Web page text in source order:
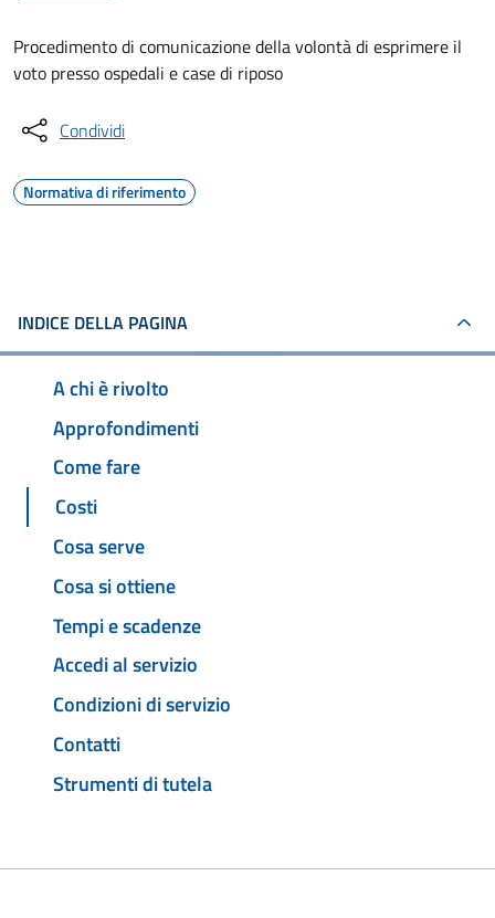
Procedimento di comunicazione della volontà di esprimere il
voto presso ospedali e case di riposo
Condividi
Normativa di riferimento
INDICE DELLA PAGINA
A chi è rivolto
Approfondimenti
Come fare
Costi
Cosa serve
Cosa si ottiene
Tempi e scadenze
Accedi al servizio
Condizioni di servizio
Contatti
Strumenti di tutela